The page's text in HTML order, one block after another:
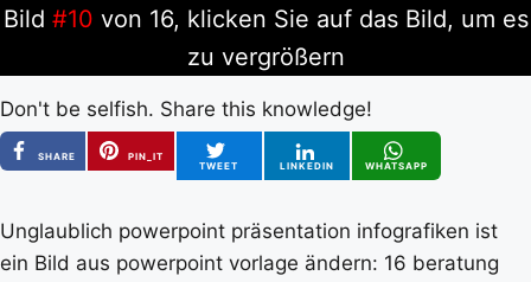
Bild #10 von 16, klicken Sie auf das Bild, um es
zu vergrößern
Don't be selfish. Share this knowledge!
SHARE
PIN_IT
TWEET
LINKEDIN WHATSAPP
Unglaublich powerpoint präsentation infografiken ist
ein Bild aus powerpoint vorlage ändern: 16 beratung